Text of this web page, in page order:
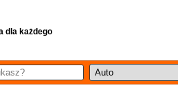
dla każdego